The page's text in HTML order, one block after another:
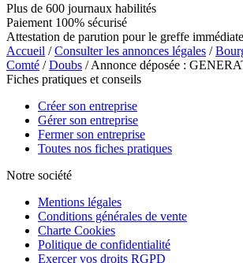
Plus de 600 journaux habilités
Paiement 100% sécurisé
Attestation de parution pour le greffe
Accueil /Consulter les annonces légales /
Comté /Doubs / Annonce déposée :
Fiches pratiques et conseils
Créer son entreprise
Gérer son entreprise
Fermer son entreprise
Toutes nos fiches pratiques
Notre société
Mentions légales
Conditions générales de vente
Charte Cookies
Politique de confidentialité
Exercer vos droits RGPD